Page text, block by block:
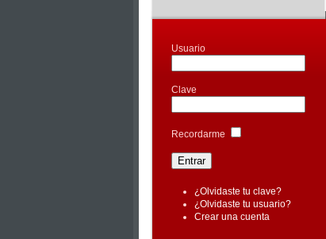
Usuario
Clave
Recordarme
¿Olvidaste tu clave?
¿Olvidaste tu usuario?
Crear una cuenta
Extensions
Joomla
Templates
Joomla
Articles